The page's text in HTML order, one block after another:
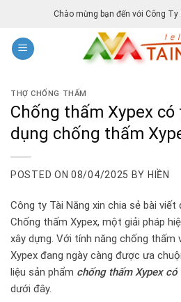
content
Chào mừng bạn đến với Công Ty
THỢ CHỐNG THẤM
Chống thấm Xypex
dụng chống thấm
POSTED ON 08/04/2025 BY HIỀN
Công ty Tài Năng xin chia sẻ bài viết
Chống thấm Xypex, một giải pháp
xây dựng. Với tính năng chống
Xypex đang ngày càng được ưa
liệu sản phẩm chống thấm Xypex
dưới đây.